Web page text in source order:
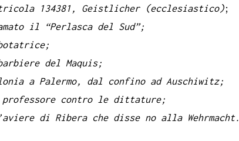
134381, Geistlicher (ecclesiastico);
il “Perlasca del Sud”;
del Maquis;
a Palermo, dal confino ad Auschiwitz;
professore contro le dittature;
di Ribera che disse no alla Wehrmacht.